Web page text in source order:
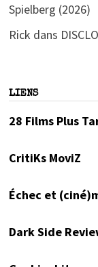
Spielberg (2026)
Rick dans
LIENS
28 Films Plus
CritiKs MoviZ
Échec et
Dark Side